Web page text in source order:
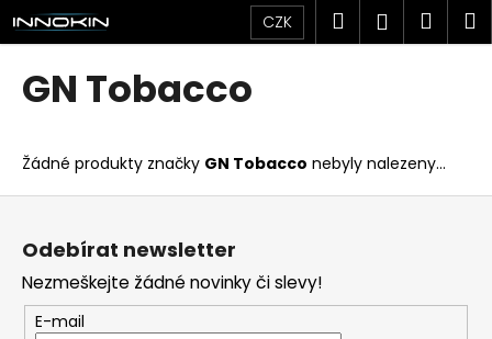
Přejít
na
obsah
CZK Hledat
GN Tobacco
Žádné produkty značky GN Tobacco nebyly nalezeny...
K
o
o
p
o
t
ř
e
b
Z
Odebírat newsletter
Nezmeškejte žádné novinky či slevy!
E-mail